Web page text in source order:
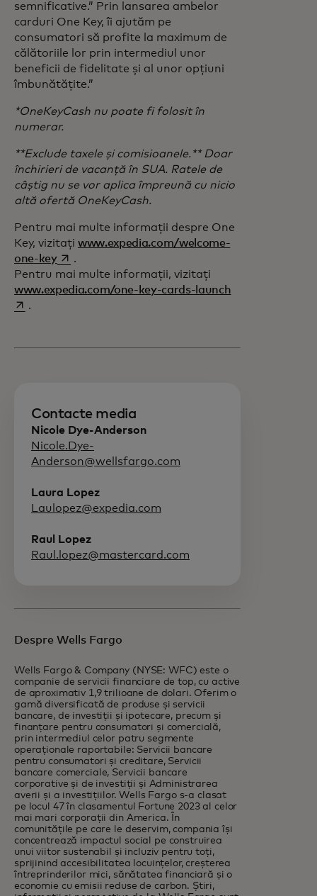
semnificative.” Prin lansarea ambelor
carduri One Key, îi ajutăm pe
consumatori să profite la maximum de
călătoriile lor prin intermediul unor
beneficii de fidelitate și al unor opțiuni
îmbunătățite.”
*OneKeyCash nu poate fi folosit în
numerar.
**Exclude taxele și comisioanele.** Doar
închirieri de vacanță în SUA. Ratele de
câștig nu se vor aplica împreună cu nicio
altă ofertă OneKeyCash.
Pentru mai multe informații despre One
Key, vizitați www.expedia.com/welcome-
one-keyopens in a new tab
.
Pentru mai multe informații, vizitați
www.expedia.com/one-key-cards-launchopens in a new
.
Contacte media
Nicole Dye-Anderson
Nicole.Dye-
Anderson@wellsfargo.com
Laura Lopez
Laulopez@expedia.com
Raul Lopez
Raul.lopez@mastercard.com
Despre Wells Fargo
Wells Fargo & Company (NYSE: WFC) este o
companie de servicii financiare de top, cu active
de aproximativ 1,9 trilioane de dolari. Oferim o
gamă diversificată de produse și servicii
bancare, de investiții și ipotecare, precum și
finanțare pentru consumatori și comercială,
prin intermediul celor patru segmente
operaționale raportabile: Servicii bancare
pentru consumatori și creditare, Servicii
bancare comerciale, Servicii bancare
corporative și de investiții și Administrarea
averii și a investițiilor. Wells Fargo s-a clasat
pe locul 47 în clasamentul Fortune 2023 al celor
mai mari corporații din America. În
comunitățile pe care le deservim, compania își
concentrează impactul social pe construirea
unui viitor sustenabil și incluziv pentru toți,
sprijinind accesibilitatea locuințelor, creșterea
întreprinderilor mici, sănătatea financiară și o
economie cu emisii reduse de carbon. Știri,